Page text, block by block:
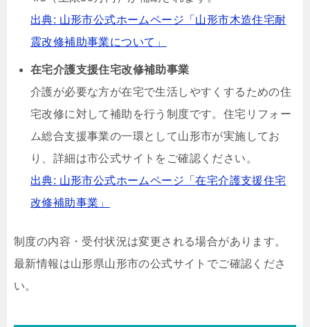
出典: 山形市公式ホームページ「山形市木造住宅耐
震改修補助事業について」
在宅介護支援住宅改修補助事業
介護が必要な方が在宅で生活しやすくするための住
宅改修に対して補助を行う制度です。住宅リフォー
ム総合支援事業の一環として山形市が実施してお
り、詳細は市公式サイトをご確認ください。
出典: 山形市公式ホームページ「在宅介護支援住宅
改修補助事業」
制度の内容・受付状況は変更される場合があります。
最新情報は山形県山形市の公式サイトでご確認くださ
い。